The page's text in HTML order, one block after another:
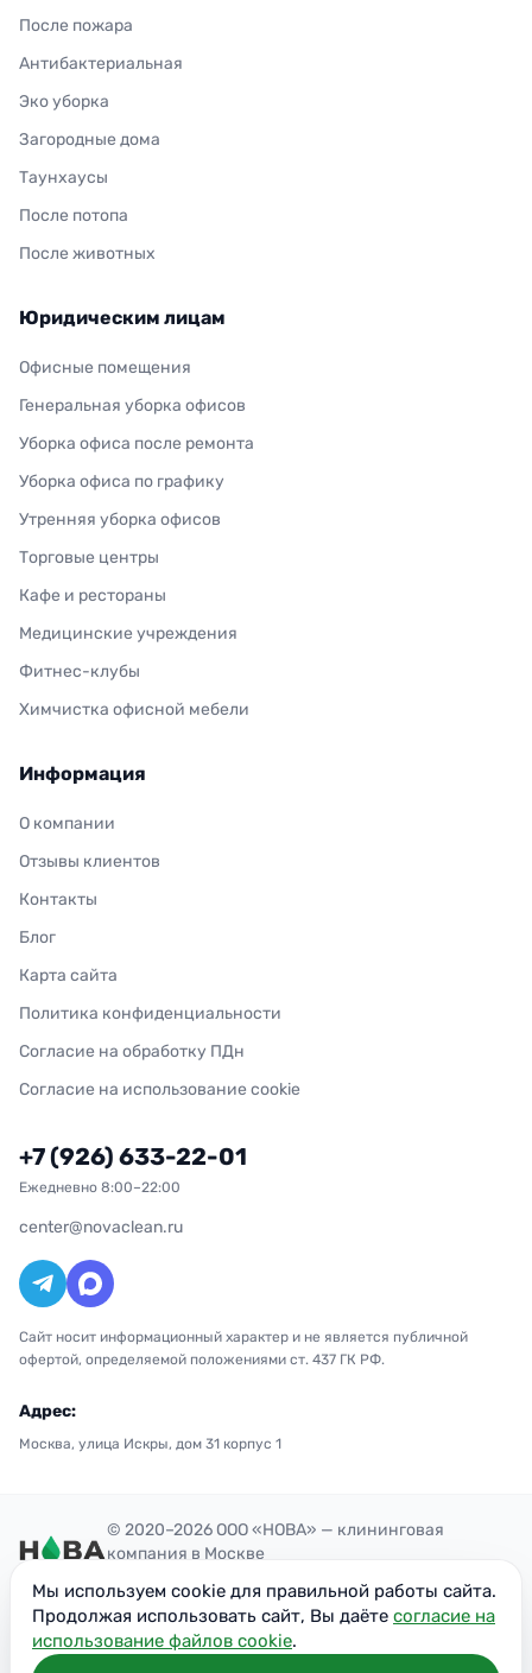
После пожара
Антибактериальная
Эко уборка
Загородные дома
Таунхаусы
После потопа
После животных
Юридическим лицам
Офисные помещения
Генеральная уборка офисов
Уборка офиса после ремонта
Уборка офиса по графику
Утренняя уборка офисов
Торговые центры
Кафе и рестораны
Медицинские учреждения
Фитнес-клубы
Химчистка офисной мебели
Информация
О компании
Отзывы клиентов
Контакты
Блог
Карта сайта
Политика конфиденциальности
Согласие на обработку ПДн
Согласие на использование cookie
+7 (926) 633-22-01
Ежедневно 8:00–22:00
center@novaclean.ru
Сайт носит информационный характер и не является публичной
офертой, определяемой положениями ст. 437 ГК РФ.
Адрес:
Москва, улица Искры, дом 31 корпус 1
© 2020–2026 ООО «НОВА» — клининговая
компания в Москве
ОГРН: 1207700300851
ИНН: 7716949113
Мы используем cookie для правильной работы сайта.
Продолжая использовать сайт, Вы даёте согласие на
использование файлов cookie.